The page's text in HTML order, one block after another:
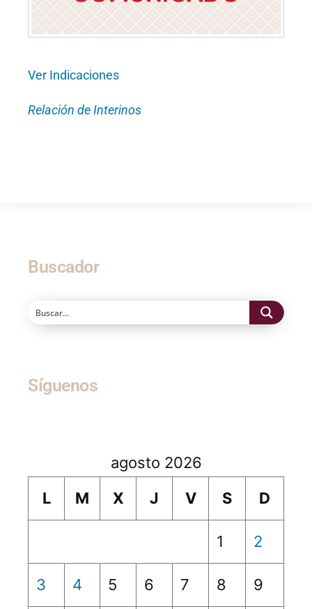
Ver Indicaciones
Relación de Interinos
Buscador
Síguenos
agosto 2026
L
M X J V S D
1 2
3 4 5 6 7 8 9